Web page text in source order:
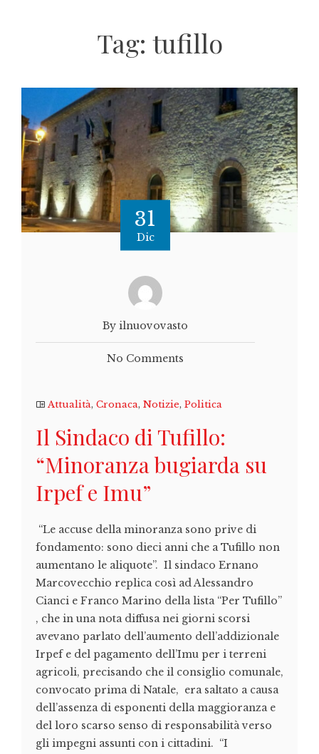
Tag: tufillo
31
Dic
By ilnuovovasto
No Comments
Attualità, Cronaca, Notizie, Politica
Il Sindaco di Tufillo:
“Minoranza bugiarda su
Irpef e Imu”
“Le accuse della minoranza sono prive di
fondamento: sono dieci anni che a Tufillo non
aumentano le aliquote”. Il sindaco Ernano
Marcovecchio replica così ad Alessandro
Cianci e Franco Marino della lista “Per Tufillo”
, che in una nota diffusa nei giorni scorsi
avevano parlato dell’aumento dell’addizionale
Irpef e del pagamento dell’Imu per i terreni
agricoli, precisando che il consiglio comunale,
convocato prima di Natale, era saltato a causa
dell’assenza di esponenti della maggioranza e
del loro scarso senso di responsabilità verso
gli impegni assunti con i cittadini. “I